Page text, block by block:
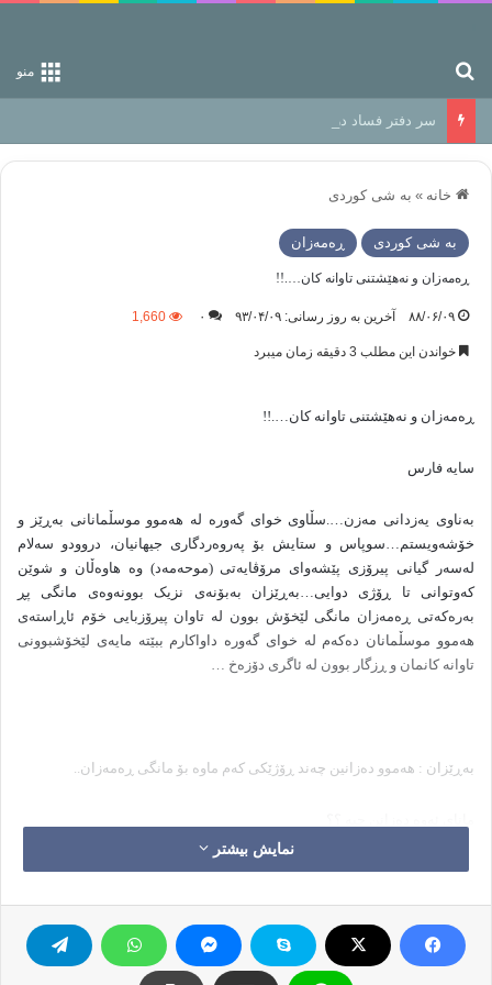
منو
سر دفتر فساد در زمین‌، دوری وکناره‌گیری از راه خداست‌!
خانه » به شی کوردی
به شی کوردی ڕه‌مه‌زان
ڕەمەزان و نەهێشتنی تاوانه کان….!!
۸۸/۰۶/۰۹ آخرین به روز رسانی: ۹۳/۰۴/۰۹ ۰ 1,660
خواندن این مطلب 3 دقیقه زمان میبرد
ڕەمەزان و نە‌هێشتنی تاوانه کان….!!
سایە فارس
بەناوی یەزدانی مەزن….سڵاوی خوای گەورە لە هەموو موسڵمانانی بەڕێز و
خۆشەویستم…سوپاس و ستایش بۆ پەروەردگاری جیهانیان، دروودو سەلام
لەسەر گیانی پیرۆزی پێشەوای مرۆڤایەتی (موحەمەد) وە هاوەڵان و شوێن
کەوتوانی تا ڕۆژی دوایی…بەڕێزان بەبۆنەی نزیک بوونەوەی مانگی پڕ
بەرەکەتی ڕەمەزان مانگی لێخۆش بوون لە تاوان پیرۆزبایی خۆم ئاڕاستەی
هەموو موسڵمانان دەکەم لە خوای گەورە داواکارم ببێتە مایەی لێخۆشبوونى
تاوانه کانمان و ڕزگار بوون لە ئاگری دۆزەخ …
بەڕێزان : هەموو دەزانین چەند ڕۆژێکی کەم ماوە بۆ مانگی ڕەمەزان..
واتە چەند ڕۆژیک ماوە بۆ :
لێخۆشبوون لە تاوان و سڕینەوەی کرداری خراپ…
بۆن کردنی بۆن و بەرام و شەماڵی بۆن خۆشی بەهەشت …
نمایش بیشتر